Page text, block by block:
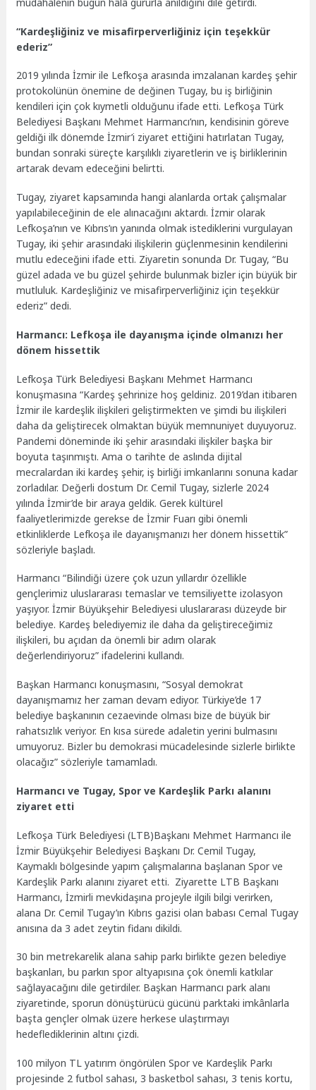
“Kardeşliğiniz ve misafirperverliğiniz için teşekkür
ederiz”
2019 yılında İzmir ile Lefkoşa arasında imzalanan kardeş şehir
protokolünün önemine de değinen Tugay, bu iş birliğinin
kendileri için çok kıymetli olduğunu ifade etti. Lefkoşa Türk
Belediyesi Başkanı Mehmet Harmancı’nın, kendisinin göreve
geldiği ilk dönemde İzmir’i ziyaret ettiğini hatırlatan Tugay,
bundan sonraki süreçte karşılıklı ziyaretlerin ve iş birliklerinin
artarak devam edeceğini belirtti.
Tugay, ziyaret kapsamında hangi alanlarda ortak çalışmalar
yapılabileceğinin de ele alınacağını aktardı. İzmir olarak
Lefkoşa’nın ve Kıbrıs’ın yanında olmak istediklerini vurgulayan
Tugay, iki şehir arasındaki ilişkilerin güçlenmesinin kendilerini
mutlu edeceğini ifade etti. Ziyaretin sonunda Dr. Tugay, “Bu
güzel adada ve bu güzel şehirde bulunmak bizler için büyük bir
mutluluk. Kardeşliğiniz ve misafirperverliğiniz için teşekkür
ederiz” dedi.
Harmancı: Lefkoşa ile dayanışma içinde olmanızı her
dönem hissettik
Lefkoşa Türk Belediyesi Başkanı Mehmet Harmancı
konuşmasına “Kardeş şehrinize hoş geldiniz. 2019’dan itibaren
İzmir ile kardeşlik ilişkileri geliştirmekten ve şimdi bu ilişkileri
daha da geliştirecek olmaktan büyük memnuniyet duyuyoruz.
Pandemi döneminde iki şehir arasındaki ilişkiler başka bir
boyuta taşınmıştı. Ama o tarihte de aslında dijital
mecralardan iki kardeş şehir, iş birliği imkanlarını sonuna kadar
zorladılar. Değerli dostum Dr. Cemil Tugay, sizlerle 2024
yılında İzmir’de bir araya geldik. Gerek kültürel
faaliyetlerimizde gerekse de İzmir Fuarı gibi önemli
etkinliklerde Lefkoşa ile dayanışmanızı her dönem hissettik”
sözleriyle başladı.
Harmancı “Bilindiği üzere çok uzun yıllardır özellikle
gençlerimiz uluslararası temaslar ve temsiliyette izolasyon
yaşıyor. İzmir Büyükşehir Belediyesi uluslararası düzeyde bir
belediye. Kardeş belediyemiz ile daha da geliştireceğimiz
ilişkileri, bu açıdan da önemli bir adım olarak
değerlendiriyoruz” ifadelerini kullandı.
Başkan Harmancı konuşmasını, “Sosyal demokrat
dayanışmamız her zaman devam ediyor. Türkiye’de 17
belediye başkanının cezaevinde olması bize de büyük bir
rahatsızlık veriyor. En kısa sürede adaletin yerini bulmasını
umuyoruz. Bizler bu demokrasi mücadelesinde sizlerle birlikte
olacağız” sözleriyle tamamladı.
Harmancı ve Tugay, Spor ve Kardeşlik Parkı alanını
ziyaret etti
Lefkoşa Türk Belediyesi (LTB)Başkanı Mehmet Harmancı ile
İzmir Büyükşehir Belediyesi Başkanı Dr. Cemil Tugay,
Kaymaklı bölgesinde yapım çalışmalarına başlanan Spor ve
Kardeşlik Parkı alanını ziyaret etti. Ziyarette LTB Başkanı
Harmancı, İzmirli mevkidaşına projeyle ilgili bilgi verirken,
alana Dr. Cemil Tugay’ın Kıbrıs gazisi olan babası Cemal Tugay
anısına da 3 adet zeytin fidanı dikildi.
30 bin metrekarelik alana sahip parkı birlikte gezen belediye
başkanları, bu parkın spor altyapısına çok önemli katkılar
sağlayacağını dile getirdiler. Başkan Harmancı park alanı
ziyaretinde, sporun dönüştürücü gücünü parktaki imkânlarla
başta gençler olmak üzere herkese ulaştırmayı
hedeflediklerinin altını çizdi.
100 milyon TL yatırım öngörülen Spor ve Kardeşlik Parkı
projesinde 2 futbol sahası, 3 basketbol sahası, 3 tenis kortu,